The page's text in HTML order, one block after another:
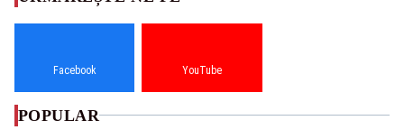
Facebook YouTube
POPULAR